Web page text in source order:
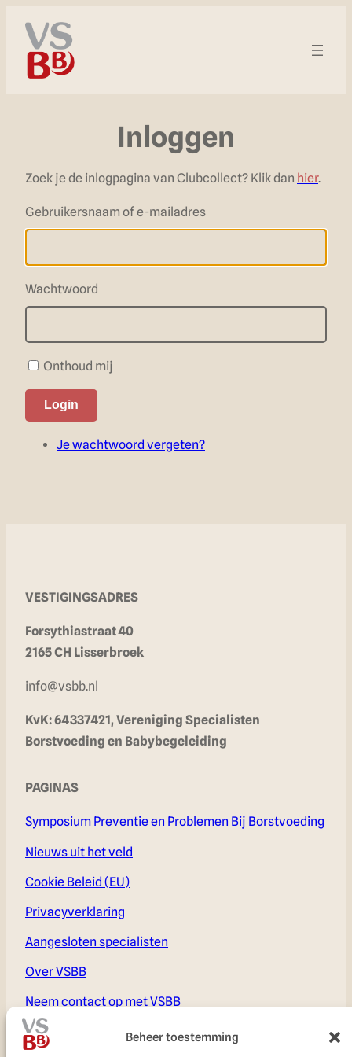
Beheer toestemming
Inloggen
Zoek je de inlogpagina van Clubcollect? Klik dan hier.
Gebruikersnaam of e-mailadres
Wachtwoord
Onthoud mij
Login
Je wachtwoord vergeten?
VESTIGINGSADRES
Forsythiastraat 40
2165 CH Lisserbroek
info@vsbb.nl
KvK: 64337421, Vereniging Specialisten
Borstvoeding en Babybegeleiding
PAGINAS
Symposium Preventie en Problemen Bij Borstvoeding
Nieuws uit het veld
Cookie Beleid (EU)
Privacyverklaring
Aangesloten specialisten
Over VSBB
Neem contact op met VSBB
Voor Leden